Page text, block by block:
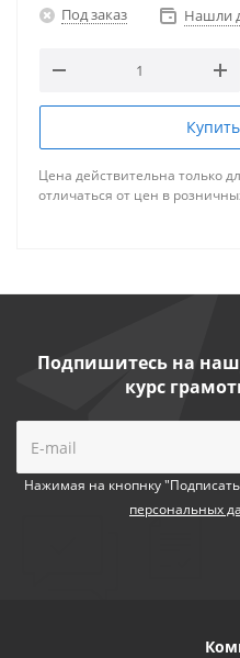
Под заказ Нашли
Цена действительна только
отличаться от цен в
Подпишитесь на
курс
Нажимая на кнопнку
персональных